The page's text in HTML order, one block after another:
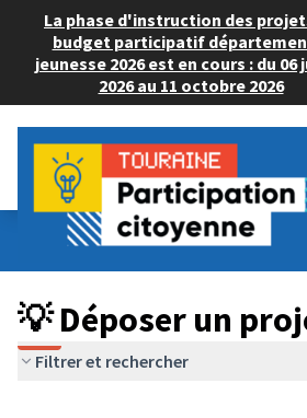
La phase d'instruction des
budget participatif
jeunesse 2026 est en cours : du
2026 au 11 octobre 2026
Budget Participatif ADULTE 2024
💡 Déposer un projet
💡 Déposer un
Filtrer et rechercher